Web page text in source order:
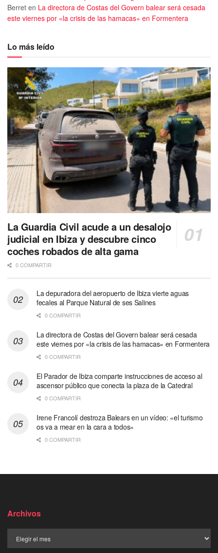
Berret en La directora de Costas del Govern balear será cesada
este viernes por «la crisis de las hamacas» en Formentera
Lo más leído
La Guardia Civil acude a un desalojo
judicial en Ibiza y descubre cinco
coches robados de alta gama
0 COMPARTIR
La depuradora del aeropuerto de Ibiza vierte aguas
fecales al Parque Natural de ses Salines
0 COMPARTIR
La directora de Costas del Govern balear será cesada
este viernes por «la crisis de las hamacas» en Formentera
0 COMPARTIR
El Parador de Ibiza comparte instrucciones de acceso al
ascensor público que conecta la plaza de la Catedral
0 COMPARTIR
Irene Francolí destroza Balears en un vídeo: «el turismo
os va a mear en la cara a todos»
0 COMPARTIR
Archivos